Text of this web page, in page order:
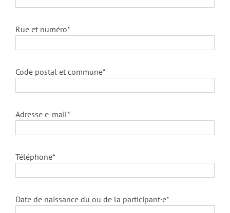
Rue et numéro*
Code postal et commune*
Adresse e-mail*
Téléphone*
Date de naissance du ou de la participant·e*